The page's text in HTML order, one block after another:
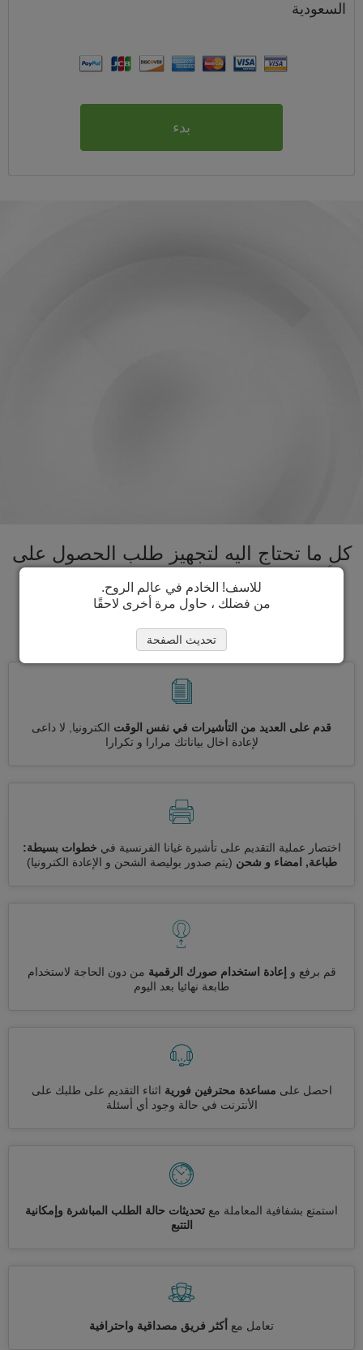
السعودية
بدء
كل ما تحتاج اليه لتجهيز طلب الحصول على
تأشيرة غيانا الفرنسية تحت سقف واحد.
تسريع عملية الحصول على تأشيرة غيانا
الفرنسية
قدم على العديد من التأشيرات في نفس الوقت الكترونيا, لا داعى
لإعادة اخال بياناتك مرارا و تكرارا
اختصار عملية التقديم على تأشيرة غيانا الفرنسية في خطوات بسيطة:
طباعة, امضاء و شحن (يتم صدور بوليصة الشحن و الإعادة الكترونيا)
قم برفع و إعادة استخدام صورك الرقمية من دون الحاجة لاستخدام
طابعة نهائيا بعد اليوم
احصل على مساعدة محترفين فورية اثناء التقديم على طلبك على
الأنترنت في حالة وجود أي أسئلة
استمتع بشفافية المعاملة مع تحديثات حالة الطلب المباشرة وإمكانية
التتبع
تعامل مع أكثر فريق مصداقية واحترافية
للاسف! الخادم في عالم الروح.
من فضلك ، حاول مرة أخرى لاحقًا
تحديث الصفحة